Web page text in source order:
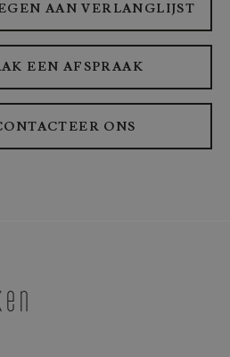
AAN VERLANGLIJST
EEN AFSPRAAK
ONS